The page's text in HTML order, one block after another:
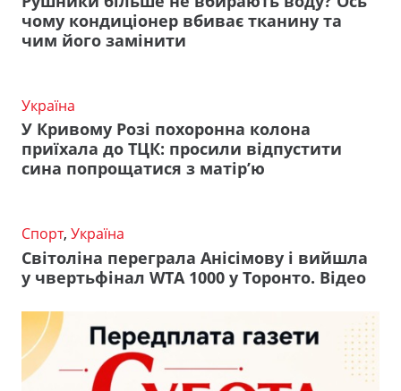
чому кондиціонер вбиває тканину та
чим його замінити
Україна
У Кривому Розі похоронна колона
приїхала до ТЦК: просили відпустити
сина попрощатися з матір’ю
Спорт, Україна
Світоліна переграла Анісімову і вийшла
у чвертьфінал WTA 1000 у Торонто. Відео